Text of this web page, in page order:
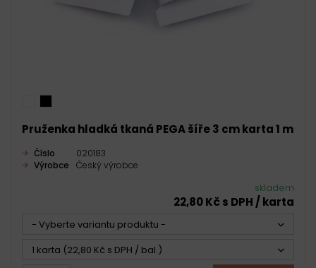
Pruženka hladká tkaná PEGA šíře 3 cm karta 1 m
Číslo
020183
Výrobce
Český výrobce
skladem
22,80 Kč s DPH / karta
- Vyberte variantu produktu -
1 karta (22,80 Kč s DPH / bal.)